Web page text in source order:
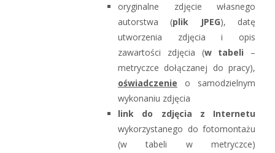
oryginalne zdjęcie własnego
autorstwa (plik JPEG), datę
utworzenia zdjęcia i opis
zawartości zdjęcia (w tabeli –
metryczce dołączanej do pracy),
oświadczenie
o samodzielnym
wykonaniu zdjęcia
link do zdjęcia z Internetu
wykorzystanego do fotomontażu
(w tabeli w metryczce)